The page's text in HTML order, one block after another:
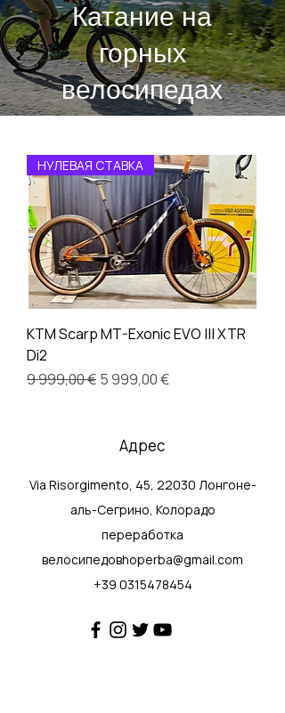
Катание на
горных
велосипедах
НУЛЕВАЯ СТАВКА
KTM Scarp MT-Exonic EVO ||| XTR
Di2
Обычная цена
9 999,00 € Цена со скидкой
5 999,00 €
Адрес
Via Risorgimento, 45, 22030 Лонгоне-
аль-Сегрино, Колорадо
переработка
велосипедовhoperba@gmail.com
+39 0315478454